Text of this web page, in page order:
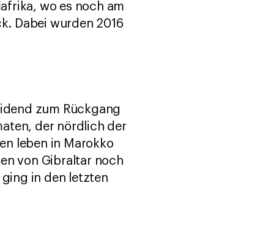
wo es noch am
Dabei wurden 2016
zum Rückgang
der nördlich der
leben in Marokko
von Gibraltar noch
in den letzten